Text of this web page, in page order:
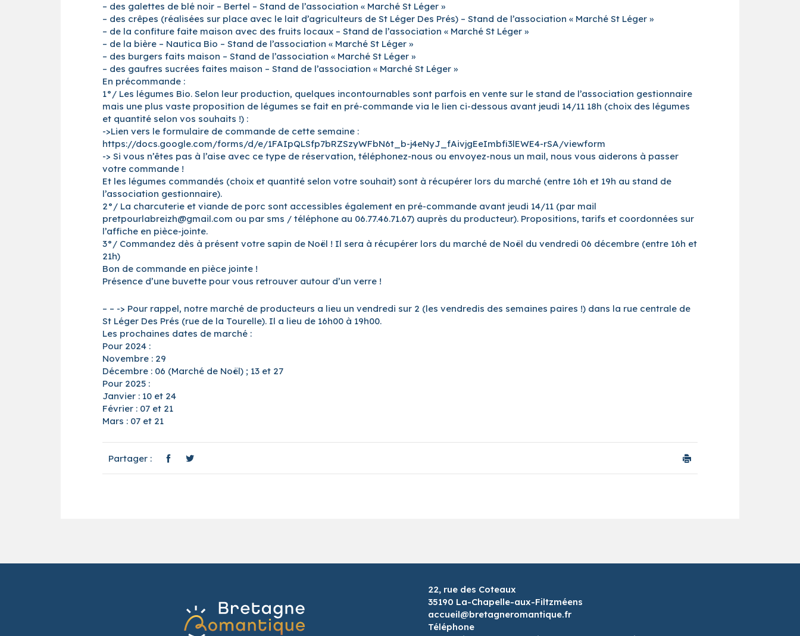
– des galettes de blé noir – Bertel – Stand de l’association « Marché St Léger »
– des crêpes (réalisées sur place avec le lait d’agriculteurs de St Léger Des Prés) – Stand de l’association « Marché St Léger »
– de la confiture faite maison avec des fruits locaux – Stand de l’association « Marché St Léger »
– de la bière – Nautica Bio – Stand de l’association « Marché St Léger »
– des burgers faits maison – Stand de l’association « Marché St Léger »
– des gaufres sucrées faites maison – Stand de l’association « Marché St Léger »
En précommande :
1°/ Les légumes Bio. Selon leur production, quelques incontournables sont parfois en vente sur le stand de l’association gestionnaire
mais une plus vaste proposition de légumes se fait en pré-commande via le lien ci-dessous avant jeudi 14/11 18h (choix des légumes
et quantité selon vos souhaits !) :
->Lien vers le formulaire de commande de cette semaine :
https://docs.google.com/forms/d/e/1FAIpQLSfp7bRZSzyWFbN6t_b-j4eNyJ_fAivjgEeImbfi3lEWE4-rSA/viewform
-> Si vous n’êtes pas à l’aise avec ce type de réservation, téléphonez-nous ou envoyez-nous un mail, nous vous aiderons à passer
votre commande !
Et les légumes commandés (choix et quantité selon votre souhait) sont à récupérer lors du marché (entre 16h et 19h au stand de
l’association gestionnaire).
2°/ La charcuterie et viande de porc sont accessibles également en pré-commande avant jeudi 14/11 (par mail
pretpourlabreizh@gmail.com ou par sms / téléphone au 06.77.46.71.67) auprès du producteur). Propositions, tarifs et coordonnées sur
l’affiche en pièce-jointe.
3°/ Commandez dès à présent votre sapin de Noël ! Il sera à récupérer lors du marché de Noël du vendredi 06 décembre (entre 16h et
21h)
Bon de commande en pièce jointe !
Présence d’une buvette pour vous retrouver autour d’un verre !
– – -> Pour rappel, notre marché de producteurs a lieu un vendredi sur 2 (les vendredis des semaines paires !) dans la rue centrale de
St Léger Des Prés (rue de la Tourelle). Il a lieu de 16h00 à 19h00.
Les prochaines dates de marché :
Pour 2024 :
Novembre : 29
Décembre : 06 (Marché de Noël) ; 13 et 27
Pour 2025 :
Janvier : 10 et 24
Février : 07 et 21
Mars : 07 et 21
Partager :
22, rue des Coteaux
35190 La-Chapelle-aux-Filtzméens
accueil@bretagneromantique.fr
Téléphone